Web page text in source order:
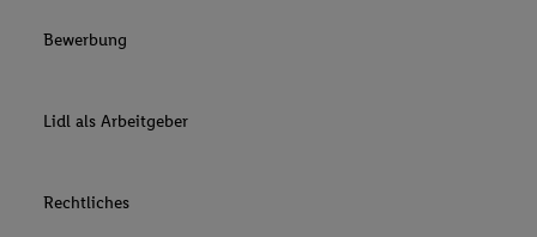
Bewerbung
Lidl als Arbeitgeber
Rechtliches